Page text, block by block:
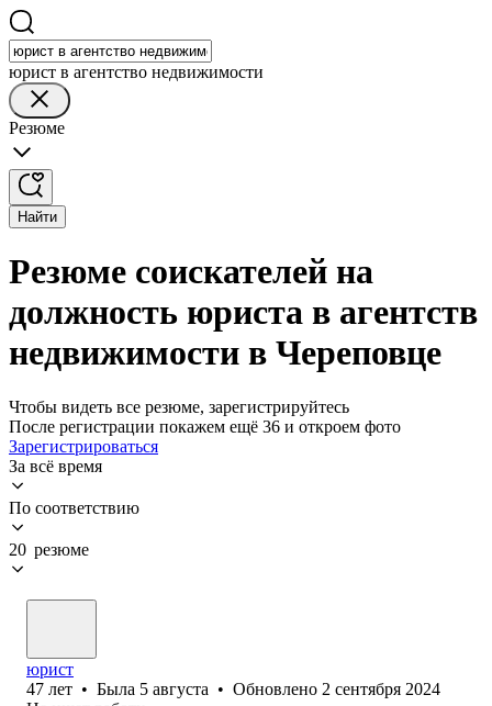
юрист в агентство недвижимости
Резюме
Найти
Резюме соискателей на
должность юриста в агентств
недвижимости в Череповце
Чтобы видеть все резюме, зарегистрируйтесь
После регистрации покажем ещё 36 и откроем фото
Зарегистрироваться
За всё время
По соответствию
20 резюме
юрист
47 лет • Была 5 августа • Обновлено 2 сентября 2024